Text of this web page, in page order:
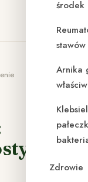
środek
Arnika
Zdrowie
i